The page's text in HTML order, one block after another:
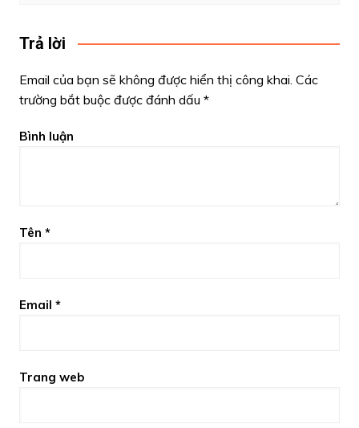
Trả lời
Email của bạn sẽ không được hiển thị công khai. Các
trường bắt buộc được đánh dấu *
Bình luận
Tên *
Email *
Trang web